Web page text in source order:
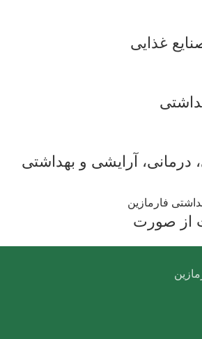
غذایی
آرایشی و بهداشتی
از صورت